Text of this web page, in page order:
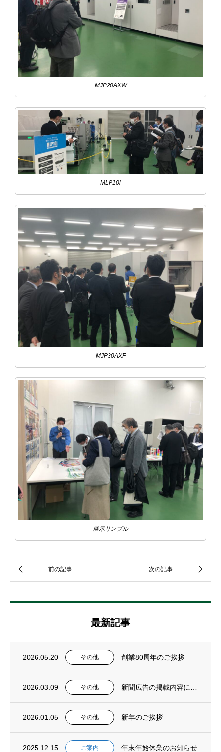
MJP20AXW
MLP10i
MJP30AXF
展示サンプル
最新記事
2026.05.20 その他 創業80周年のご挨拶
2026.03.09 その他
2026.01.05 その他 新年のご挨拶
2025.12.15 ご案内 年末年始休業のお知らせ